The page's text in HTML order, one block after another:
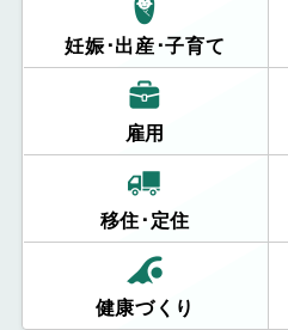
妊娠･出産･子育て
雇用
移住･定住
健康づくり